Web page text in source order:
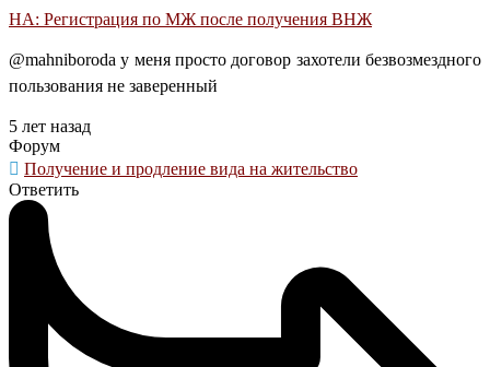
НА: Регистрация по МЖ после получения ВНЖ
@mahniboroda у меня просто договор захотели безвозмездного
пользования не заверенный
5 лет назад
Форум
Получение и продление вида на жительство
Ответить